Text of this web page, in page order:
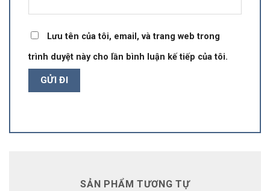
Lưu tên của tôi, email, và trang web trong
trình duyệt này cho lần bình luận kế tiếp của tôi.
SẢN PHẨM TƯƠNG TỰ